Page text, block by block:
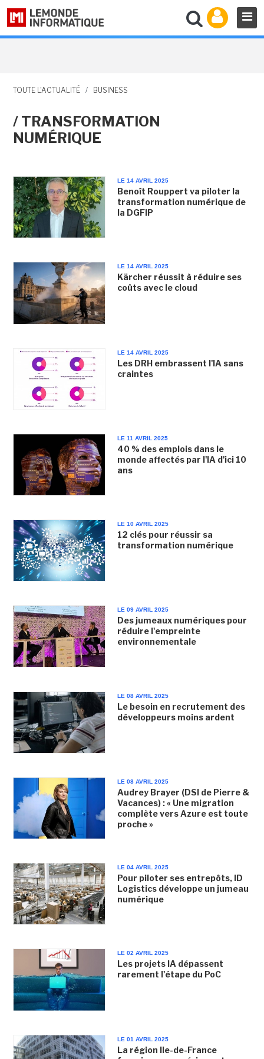
TOUTE L'ACTUALITÉ / BUSINESS
/ TRANSFORMATION
NUMÉRIQUE
LE 14 AVRIL 2025
Benoît Rouppert va piloter la
transformation numérique de
la DGFIP
LE 14 AVRIL 2025
Kärcher réussit à réduire ses
coûts avec le cloud
LE 14 AVRIL 2025
Les DRH embrassent l'IA sans
craintes
LE 11 AVRIL 2025
40 % des emplois dans le
monde affectés par l'IA d'ici 10
ans
LE 10 AVRIL 2025
12 clés pour réussir sa
transformation numérique
LE 09 AVRIL 2025
Des jumeaux numériques pour
réduire l'empreinte
environnementale
LE 08 AVRIL 2025
Le besoin en recrutement des
développeurs moins ardent
LE 08 AVRIL 2025
Audrey Brayer (DSI de Pierre &
Vacances) : « Une migration
complète vers Azure est toute
proche »
LE 04 AVRIL 2025
Pour piloter ses entrepôts, ID
Logistics développe un jumeau
numérique
LE 02 AVRIL 2025
Les projets IA dépassent
rarement l'étape du PoC
LE 01 AVRIL 2025
La région Ile-de-France